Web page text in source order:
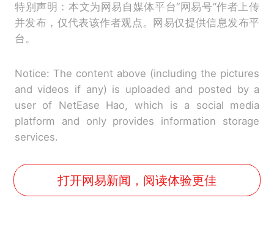
特别声明：本文为网易自媒体平台“网易号”作者上传
并发布，仅代表该作者观点。网易仅提供信息发布平
台。
Notice: The content above (including the pictures
and videos if any) is uploaded and posted by a
user of NetEase Hao, which is a social media
platform and only provides information storage
services.
打开网易新闻，阅读体验更佳